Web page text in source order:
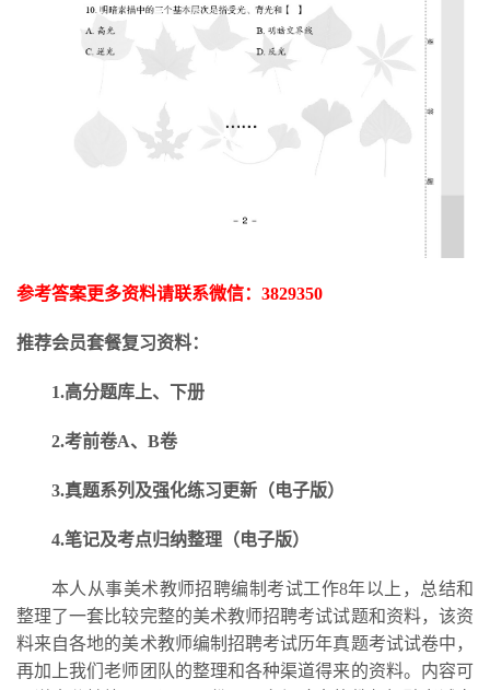
参考答案更多资料请联系微信： 3829350
推荐会员套餐复习资料：
1.高分题库上、下册
2.考前卷A、B卷
3.真题系列及强化练习更新 （电子版）
4.笔记及考点归纳整理（电子版）
本人从事美术教师招聘编制考试工作8年以上，总结和
整理了一套比较完整的美术教师招聘考试试题和资料，该资
料来自各地的美术教师编制招聘考试历年真题考试试卷中，
再加上我们老师团队的整理和各种渠道得来的资料。内容可